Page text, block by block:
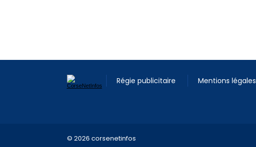
Régie publicitaire Mentions légales
© 2026 corsenetinfos